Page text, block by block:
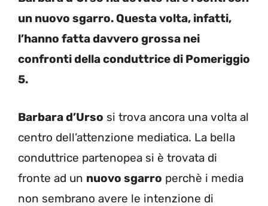
un nuovo sgarro. Questa volta, infatti,
l’hanno fatta davvero grossa nei
confronti della conduttrice di Pomeriggio
5.
Barbara d’Urso si trova ancora una volta al
centro dell’attenzione mediatica. La bella
conduttrice partenopea si è trovata di
fronte ad un nuovo sgarro perchè i media
non sembrano avere le intenzione di